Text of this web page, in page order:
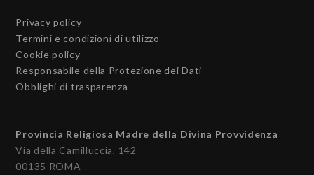
Privacy policy
Termini e condizioni di utilizzo
Cookie policy
Responsabile della Protezione dei Dati
Obblighi di trasparenza
Provincia Religiosa Madre della Divina Provvidenza
Via della Camilluccia, 142
00135 ROMA